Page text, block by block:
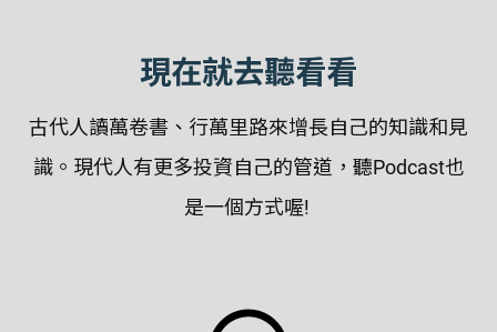
現在就去聽看看
古代人讀萬卷書、行萬里路來增長自己的知識和見
識。現代人有更多投資自己的管道，聽Podcast也
是一個方式喔!